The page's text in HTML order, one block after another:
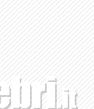
Toggle
search